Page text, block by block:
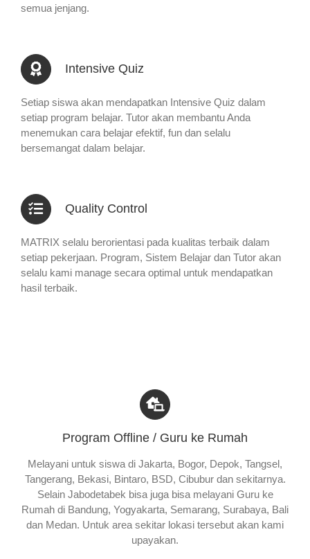
semua jenjang.
Intensive Quiz
Setiap siswa akan mendapatkan Intensive Quiz dalam
setiap program belajar. Tutor akan membantu Anda
menemukan cara belajar efektif, fun dan selalu
bersemangat dalam belajar.
Quality Control
MATRIX selalu berorientasi pada kualitas terbaik dalam
setiap pekerjaan. Program, Sistem Belajar dan Tutor akan
selalu kami manage secara optimal untuk mendapatkan
hasil terbaik.
Program Offline / Guru ke Rumah
Melayani untuk siswa di Jakarta, Bogor, Depok, Tangsel,
Tangerang, Bekasi, Bintaro, BSD, Cibubur dan sekitarnya.
Selain Jabodetabek bisa juga bisa melayani Guru ke
Rumah di Bandung, Yogyakarta, Semarang, Surabaya, Bali
dan Medan. Untuk area sekitar lokasi tersebut akan kami
upayakan.